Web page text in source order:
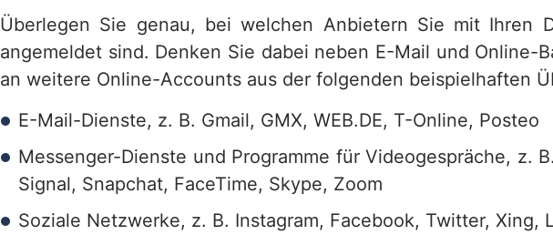
Überlegen Sie genau, bei welchen Anbietern Sie mit Ihren
angemeldet sind. Denken Sie dabei neben E-Mail und Online-
an weitere Online-Accounts aus der folgenden beispielhaften
E-Mail-Dienste, z. B. Gmail, GMX, WEB.DE, T-Online, Posteo
Messenger-Dienste und Programme für Videogespräche, z.
Signal, Snapchat, FaceTime, Skype, Zoom
Soziale Netzwerke, z. B. Instagram, Facebook, Twitter, Xing,